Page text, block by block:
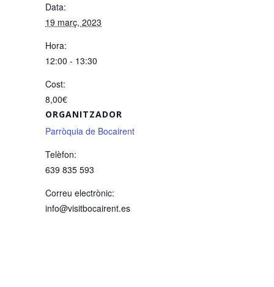
Data:
19 març, 2023
Hora:
12:00 - 13:30
Cost:
8,00€
ORGANITZADOR
Parròquia de Bocairent
Telèfon:
639 835 593
Correu electrònic:
info@visitbocairent.es